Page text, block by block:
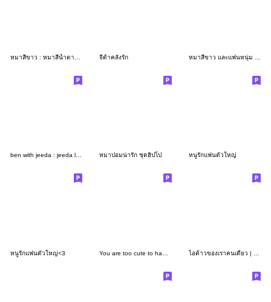
จีด้าคลั่งรัก
ben with jeeda : jeeda love ben หมาปอมน่ารัก ชุดฮิปโป หนูรักแฟนตัวใหญ่
หนูรักแฟนตัวใหญ่<3